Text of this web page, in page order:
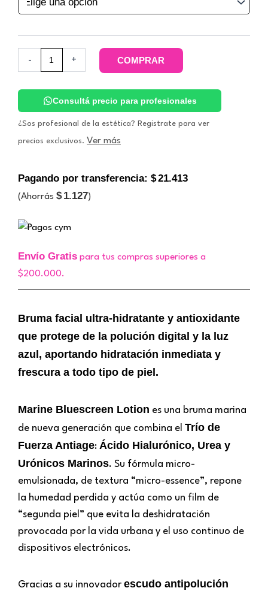
-
Bruma
cantidad
+ COMPRAR
Consultá precio para profesionales
¿Sos profesional de la estética? Registrate para ver
precios exclusivos. Ver más
Pagando por transferencia: $21.413
(Ahorrás $ 1.127)
Envío Gratis para tus compras superiores a
$200.000.
Bruma facial ultra-hidratante y antioxidante
que protege de la polución digital y la luz
azul, aportando hidratación inmediata y
frescura a todo tipo de piel.
Marine Bluescreen Lotion es una bruma marina
de nueva generación que combina el Trío de
Fuerza Antiage: Ácido Hialurónico, Urea y
Urónicos Marinos. Su fórmula micro-
emulsionada, de textura “micro-essence”, repone
la humedad perdida y actúa como un film de
“segunda piel” que evita la deshidratación
provocada por la vida urbana y el uso continuo de
dispositivos electrónicos.
Gracias a su innovador escudo antipolución